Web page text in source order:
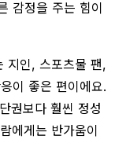
감정을 주는 힘이
지인, 스포츠물 팬,
이 좋은 편이에요.
권보다 훨씬 정성
에게는 반가움이